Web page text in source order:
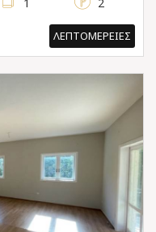
ΛΕΠΤΟΜΕΡΕΙΕΣ